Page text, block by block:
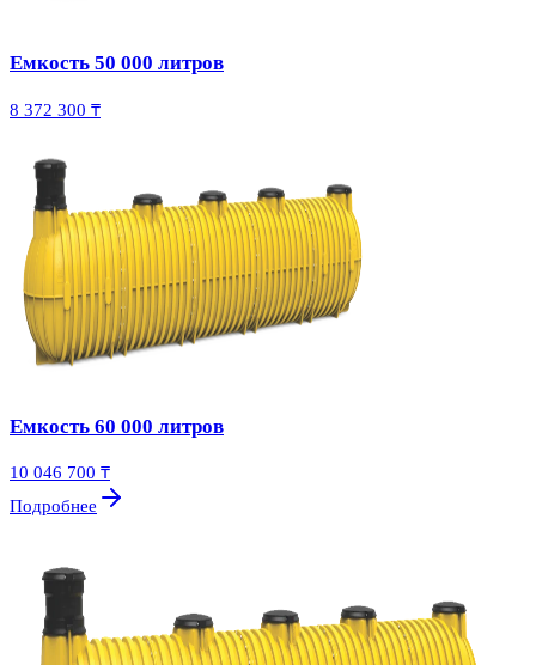
Емкость 50 000 литров
8 372 300 ₸
Емкость 60 000 литров
10 046 700 ₸
Подробнее